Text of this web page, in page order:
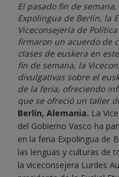
El pasado fin de
Expolingua de Berlín, la
Viceconsejería de
firmaron un acuerdo de
clases de euskera en
fin de semana, la
divulgativas sobre el
de la feria, ofreciendo
que se ofreció un taller
Berlín, Alemania. La
del Gobierno Vasco ha
en la feria Expolingua de
las lenguas y culturas de
la viceconsejera Lurdes